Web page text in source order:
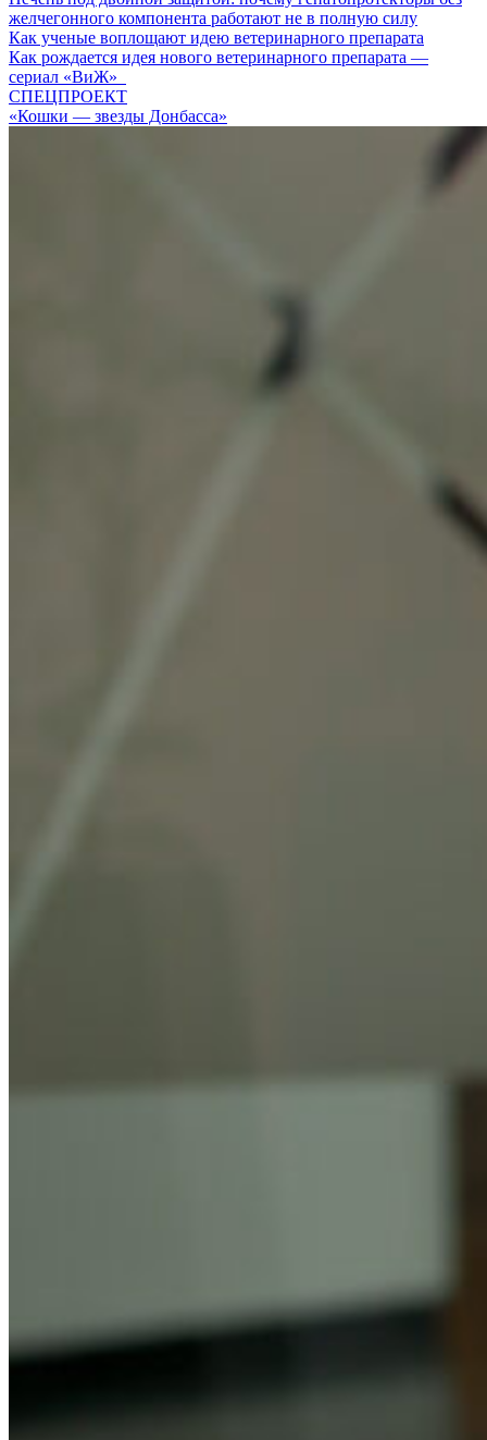
желчегонного компонента работают не в полную силу
Как ученые воплощают идею ветеринарного препарата
Как рождается идея нового ветеринарного препарата —
сериал «ВиЖ»
СПЕЦПРОЕКТ
«Кошки — звезды Донбасса»